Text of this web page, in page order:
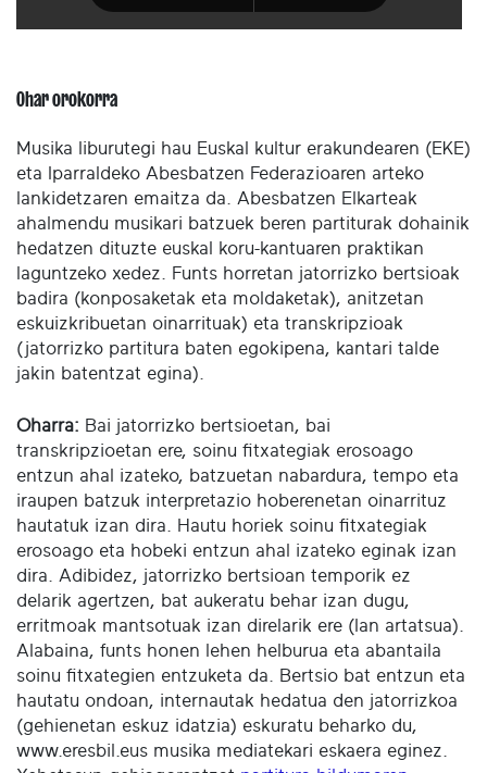
Ohar orokorra
Musika liburutegi hau Euskal kultur erakundearen (EKE)
eta Iparraldeko Abesbatzen Federazioaren arteko
lankidetzaren emaitza da. Abesbatzen Elkarteak
ahalmendu musikari batzuek beren partiturak dohainik
hedatzen dituzte euskal koru-kantuaren praktikan
laguntzeko xedez. Funts horretan jatorrizko bertsioak
badira (konposaketak eta moldaketak), anitzetan
eskuizkribuetan oinarrituak) eta transkripzioak
(jatorrizko partitura baten egokipena, kantari talde
jakin batentzat egina).
Oharra: Bai jatorrizko bertsioetan, bai
transkripzioetan ere, soinu fitxategiak erosoago
entzun ahal izateko, batzuetan nabardura, tempo eta
iraupen batzuk interpretazio hoberenetan oinarrituz
hautatuk izan dira. Hautu horiek soinu fitxategiak
erosoago eta hobeki entzun ahal izateko eginak izan
dira. Adibidez, jatorrizko bertsioan temporik ez
delarik agertzen, bat aukeratu behar izan dugu,
erritmoak mantsotuak izan direlarik ere (lan artatsua).
Alabaina, funts honen lehen helburua eta abantaila
soinu fitxategien entzuketa da. Bertsio bat entzun eta
hautatu ondoan, internautak hedatua den jatorrizkoa
(gehienetan eskuz idatzia) eskuratu beharko du,
www.eresbil.eus musika mediatekari eskaera eginez.